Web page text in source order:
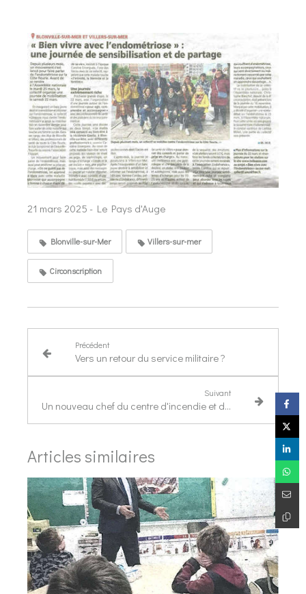
21 mars 2025 - Le Pays d'Auge
Blonville-sur-Mer Villers-sur-mer
Circonscription
Précédent
Vers un retour du service militaire ?
Suivant
Un nouveau chef du centre d'incendie et de secours a pris lundi le commandement
Articles similaires